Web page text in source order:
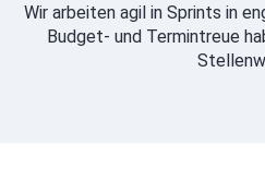
Wir arbeiten agil in Sprints in
Budget- und Termintreue